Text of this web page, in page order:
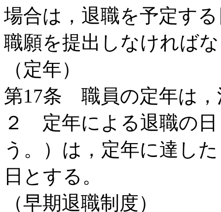
場合は，退職を予定す
職願を提出しなければ
（定年）
第17条 職員の定年は，
２ 定年による退職の日
う。）は，定年に達し
日とする。
（早期退職制度）